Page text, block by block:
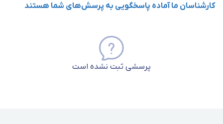
کارشناسان ما آماده پاسخگویی به پرسش‌های شما هستند
پرسشی ثبت نشده است